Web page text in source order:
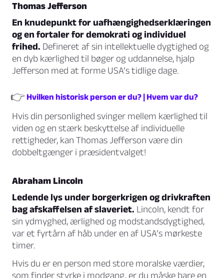
Thomas Jefferson
En knudepunkt for uafhængighedserklæringen
og en fortaler for demokrati og individuel
frihed. Defineret af sin intellektuelle dygtighed og
en dyb kærlighed til bøger og uddannelse, hjalp
Jefferson med at forme USA’s tidlige dage.
👉 Hvilken historisk person er du? | Hvem var du?
Hvis din personlighed svinger mellem kærlighed til
viden og en stærk beskyttelse af individuelle
rettigheder, kan Thomas Jefferson være din
dobbeltgænger i præsidentvalget!
Abraham Lincoln
Ledende lys under borgerkrigen og drivkraften
bag afskaffelsen af slaveriet. Lincoln, kendt for
sin ydmyghed, ærlighed og modstandsdygtighed,
var et fyrtårn af håb under en af USA’s mørkeste
timer.
Hvis du er en person med store moralske værdier,
som finder styrke i modgang, er du måske bare en